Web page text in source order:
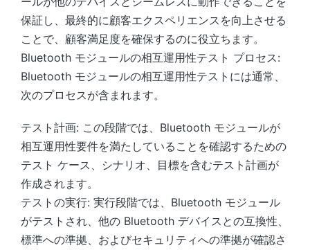
保証し、最終的に顧客エクスペリエンスを向上させる
ことで、顧客満足度を確保するのに役立ちます。
Bluetooth モジュールの相互運用性テスト プロセス:
Bluetooth モジュールの相互運用性テストには通常、
次のプロセスが含まれます。
テスト計画: この段階では、Bluetooth モジュールが
相互運用性要件を満たしていることを確認するための
テスト ケース、シナリオ、目標を含むテスト計画が
作成されます。
テストの実行: 実行段階では、Bluetooth モジュール
がテストされ、他の Bluetooth デバイスとの互換性、
標準への準拠、およびセキュリティへの準拠が確認さ